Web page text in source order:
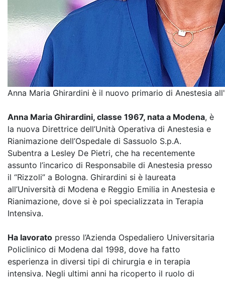
Anna Maria Ghirardini è il nuovo primario di Anestesia
Anna Maria Ghirardini, classe 1967, nata a Modena, è
la nuova Direttrice dell’Unità Operativa di Anestesia e
Rianimazione dell’Ospedale di Sassuolo S.p.A.
Subentra a Lesley De Pietri, che ha recentemente
assunto l’incarico di Responsabile di Anestesia presso
il “Rizzoli” a Bologna. Ghirardini si è laureata
all’Università di Modena e Reggio Emilia in Anestesia e
Rianimazione, dove si è poi specializzata in Terapia
Intensiva.
Ha lavorato presso l’Azienda Ospedaliero Universitaria
Policlinico di Modena dal 1998, dove ha fatto
esperienza in diversi tipi di chirurgia e in terapia
intensiva. Negli ultimi anni ha ricoperto il ruolo di